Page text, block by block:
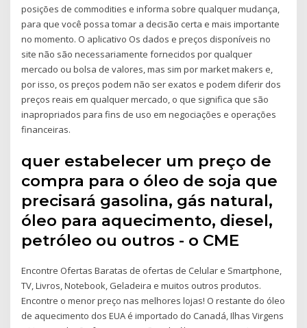
posições de commodities e informa sobre qualquer mudança,
para que você possa tomar a decisão certa e mais importante
no momento. O aplicativo Os dados e preços disponíveis no
site não são necessariamente fornecidos por qualquer
mercado ou bolsa de valores, mas sim por market makers e,
por isso, os preços podem não ser exatos e podem diferir dos
preços reais em qualquer mercado, o que significa que são
inapropriados para fins de uso em negociações e operações
financeiras.
quer estabelecer um preço de
compra para o óleo de soja que
precisará gasolina, gás natural,
óleo para aquecimento, diesel,
petróleo ou outros - o CME
Encontre Ofertas Baratas de ofertas de Celular e Smartphone,
TV, Livros, Notebook, Geladeira e muitos outros produtos.
Encontre o menor preço nas melhores lojas! O restante do óleo
de aquecimento dos EUA é importado do Canadá, Ilhas Virgens